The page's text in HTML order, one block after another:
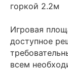
горкой 2.2м
Игровая
доступное
всем